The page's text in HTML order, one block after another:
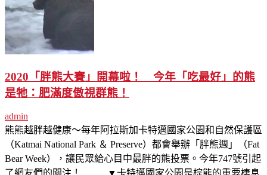
2020「胖熊大賽」開幕啦！ 今年「吃最好」的熊
是牠：肥滿度傲視群熊！
admin
熊熊越胖越健康～每年阿拉斯加卡特邁國家公園和自然保護區
（Katmai National Park ＆ Preserve）都會舉辦「胖熊週」（Fat
Bear Week），讓民眾給心目中最胖的熊投票。今年747號引起